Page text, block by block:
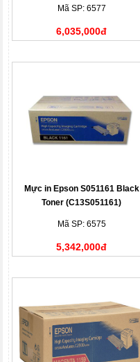
Mã SP: 6577
6,035,000đ
Mực in Epson S051161 Black
Toner (C13S051161)
Mã SP: 6575
5,342,000đ